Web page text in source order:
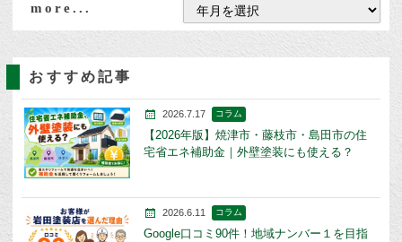
more...
おすすめ記事
2026.7.17 コラム
【2026年版】焼津市・藤枝市・島田市の住
宅省エネ補助金｜外壁塗装にも使える？
2026.6.11 コラム
Google口コミ90件！地域ナンバー１を目指